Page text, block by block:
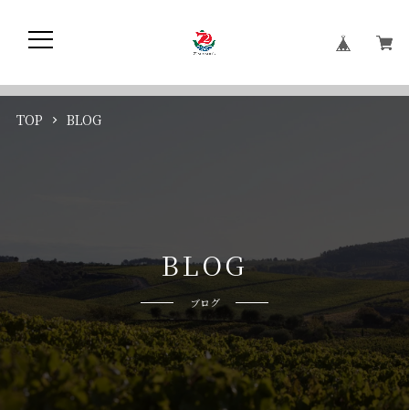
BLOG
ブログ
TOP BLOG